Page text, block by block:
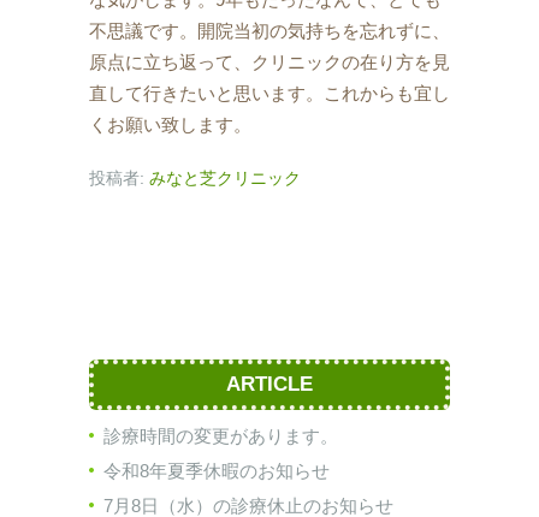
不思議です。開院当初の気持ちを忘れずに、
原点に立ち返って、クリニックの在り方を見
直して行きたいと思います。これからも宜し
くお願い致します。
投稿者: みなと芝クリニック
ARTICLE
診療時間の変更があります。
令和8年夏季休暇のお知らせ
7月8日（水）の診療休止のお知らせ